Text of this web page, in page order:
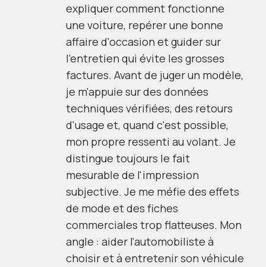
expliquer comment fonctionne
une voiture, repérer une bonne
affaire d'occasion et guider sur
l'entretien qui évite les grosses
factures. Avant de juger un modèle,
je m'appuie sur des données
techniques vérifiées, des retours
d'usage et, quand c'est possible,
mon propre ressenti au volant. Je
distingue toujours le fait
mesurable de l'impression
subjective. Je me méfie des effets
de mode et des fiches
commerciales trop flatteuses. Mon
angle : aider l'automobiliste à
choisir et à entretenir son véhicule